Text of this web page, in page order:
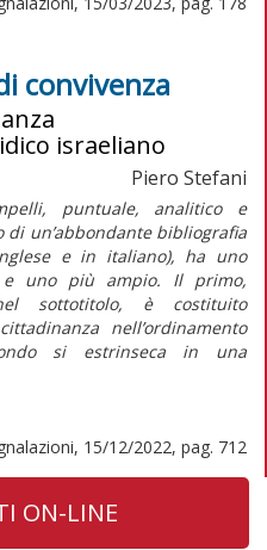
convivenza
israeliano
Piero Stefani
puntuale, analitico e
di un’abbondante bibliografia
e in italiano), ha uno
e uno più ampio. Il primo,
sottotitolo, è costituito
nell’ordinamento
si estrinseca in una
15/12/2022, pag. 712
ON-LINE